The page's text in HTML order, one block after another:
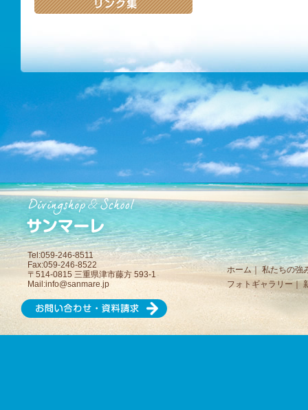
Tel:059-246-8511
Fax:059-246-8522
〒514-0815 三重県津市藤方 593-1
Mail:info@sanmare.jp
ホーム
私たちの強
フォトギャラリー｜